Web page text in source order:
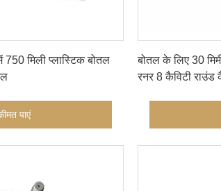
मिली प्लास्टिक बोतल
पाएं
बोतल के लिए 30
रनर 8 कैविटी राउंड